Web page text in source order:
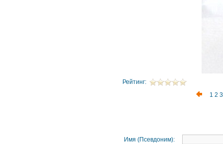
Рейтинг:
1 2 3
Имя (Псевдоним):